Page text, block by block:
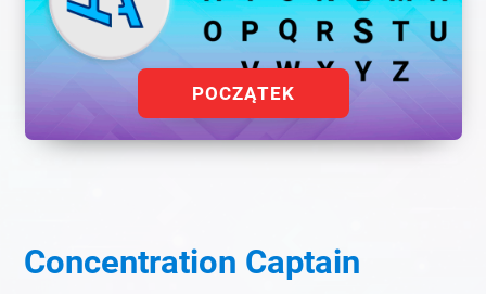
POCZĄTEK
Concentration Captain